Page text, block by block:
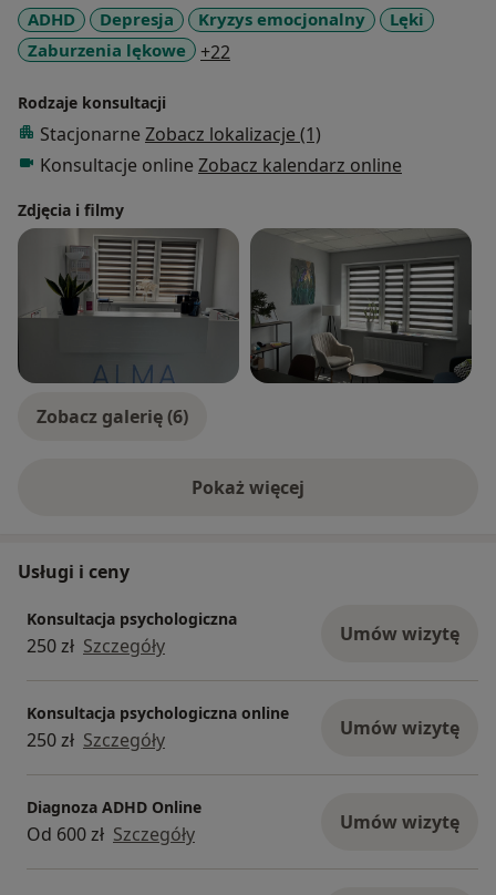
ADHD Depresja Kryzys emocjonalny
Lęki
Zaburzenia lękowe
+22
Rodzaje konsultacji
Stacjonarne Zobacz lokalizacje (1)
Konsultacje online Zobacz kalendarz online
Zdjęcia i filmy
Zobacz galerię (6)
Pokaż więcejo doświadczeniu
Usługi i ceny
Konsultacja psychologiczna
250 zł Szczegóły Umów wizytę
Konsultacja psychologiczna online
250 zł Szczegóły Umów wizytę
Diagnoza ADHD Online
Od 600 zł Szczegóły Umów wizytę